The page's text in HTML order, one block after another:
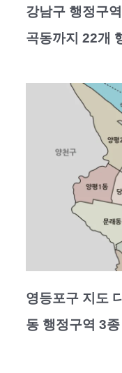
강남구 행정구
곡동까지 22개
영등포구 지도
동 행정구역 3종